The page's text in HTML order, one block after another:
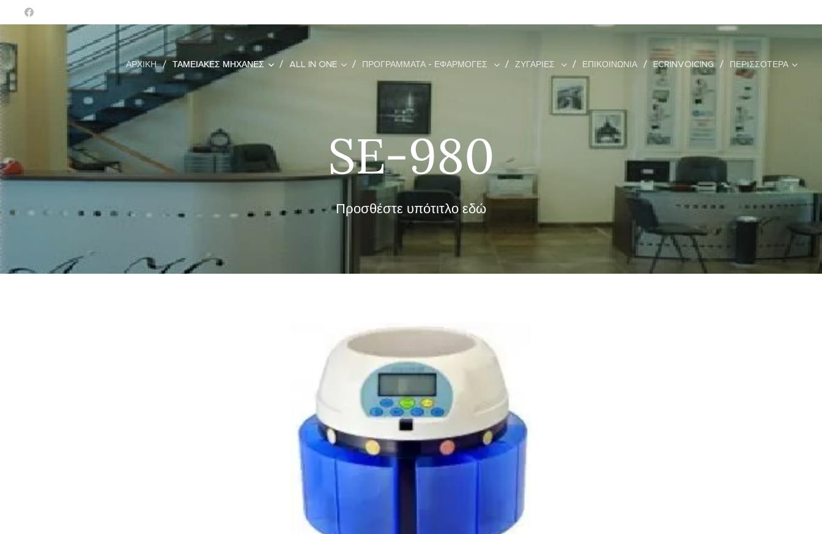
ΑΡΧΙΚΉ ΤΑΜΕΙΑΚΈΣ ΜΗΧΑΝΈΣ ALL IN ONE ΠΡΟΓΡΆΜΜΑΤΑ - ΕΦΑΡΜΟΓΈΣ ΖΥΓΑΡΙΕΣ ΕΠΙΚΟΙΝΩΝΊΑ ECRINVOICING ΠΕΡΙΣΣΌΤΕΡΑ
SE-980
Προσθέστε υπότιτλο εδώ